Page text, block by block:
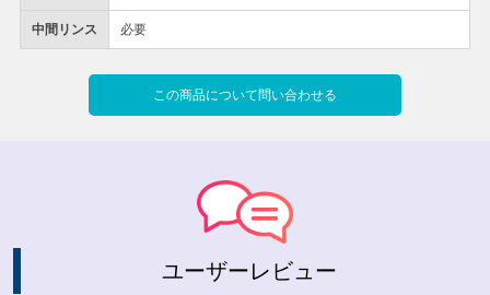
中間リンス 必要
この商品について問い合わせる
ユーザーレビュー